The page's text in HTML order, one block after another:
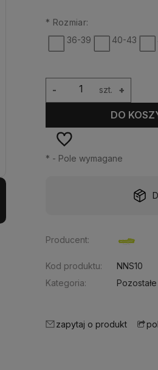
* Rozmiar:
36-39
40-43
szt. +
-
DO
* - Pole wymagane
Producent:
Kod produktu:
NNS10
Kategoria:
zapytaj o produkt